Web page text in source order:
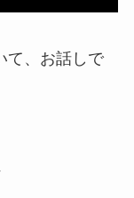
て、お話しで